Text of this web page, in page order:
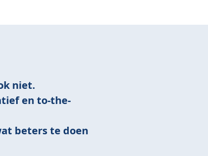
niet.
en to-the-
beters te doen